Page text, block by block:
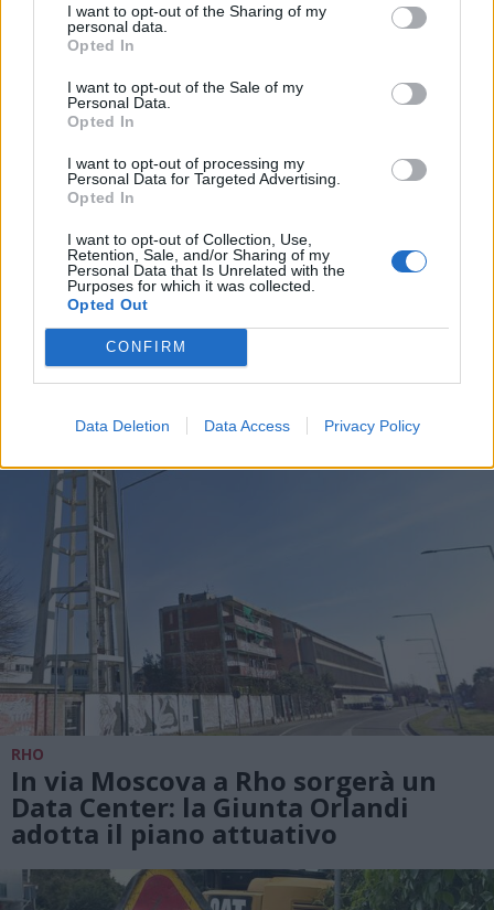
I want to opt-out of the Sharing of my
personal data.
Opted In
I want to opt-out of the Sale of my
Personal Data.
Opted In
I want to opt-out of processing my
Personal Data for Targeted Advertising.
Opted In
I want to opt-out of Collection, Use,
Retention, Sale, and/or Sharing of my
Personal Data that Is Unrelated with the
Purposes for which it was collected.
Opted Out
CONFIRM
Data Deletion Data Access Privacy Policy
ALTRE NOTIZIE DI RHO
RHO
In via Moscova a Rho sorgerà un
Data Center: la Giunta Orlandi
adotta il piano attuativo